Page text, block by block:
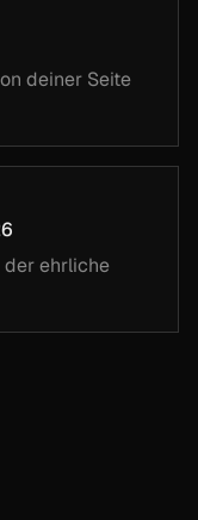
deiner Seite
der ehrliche